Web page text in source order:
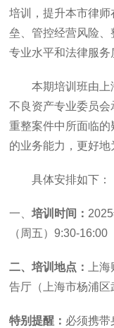
培训，提升本市律
垒、管控经营风险
专业水平和法律服务
本期培训班由
不良资产专业委员
重整案件中所面临
的业务能力，更好地
具体安排如下：
一、培训时间：
（周五）9:30-16:00
二、培训地点： 上
告厅（上海市杨浦区
特别提醒： 必须携带